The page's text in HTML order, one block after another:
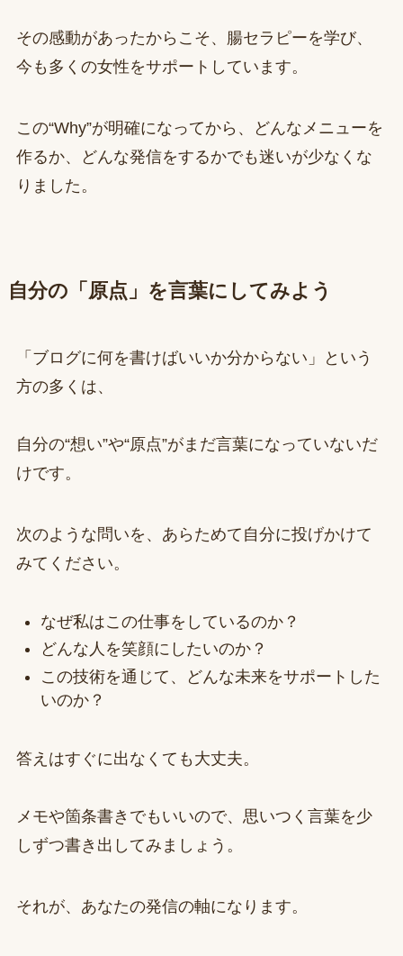
その感動があったからこそ、腸セラピーを学び、
今も多くの女性をサポートしています。
この“Why”が明確になってから、どんなメニューを
作るか、どんな発信をするかでも迷いが少なくな
りました。
自分の「原点」を言葉にしてみよう
「ブログに何を書けばいいか分からない」という
方の多くは、
自分の“想い”や“原点”がまだ言葉になっていないだ
けです。
次のような問いを、あらためて自分に投げかけて
みてください。
なぜ私はこの仕事をしているのか？
どんな人を笑顔にしたいのか？
この技術を通じて、どんな未来をサポートした
いのか？
答えはすぐに出なくても大丈夫。
メモや箇条書きでもいいので、思いつく言葉を少
しずつ書き出してみましょう。
それが、あなたの発信の軸になります。